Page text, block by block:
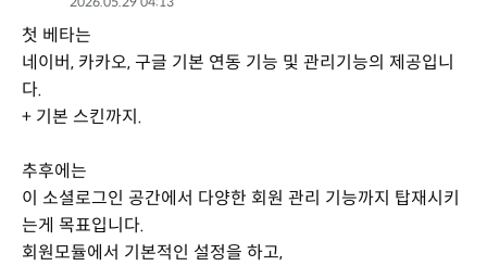
첫 베타는
네이버, 카카오, 구글 기본 연동 기능 및 관리기능의 제공입니
다.
+ 기본 스킨까지.
추후에는
이 소셜로그인 공간에서 다양한 회원 관리 기능까지 탑재시키
는게 목표입니다.
회원모듈에서 기본적인 설정을 하고,